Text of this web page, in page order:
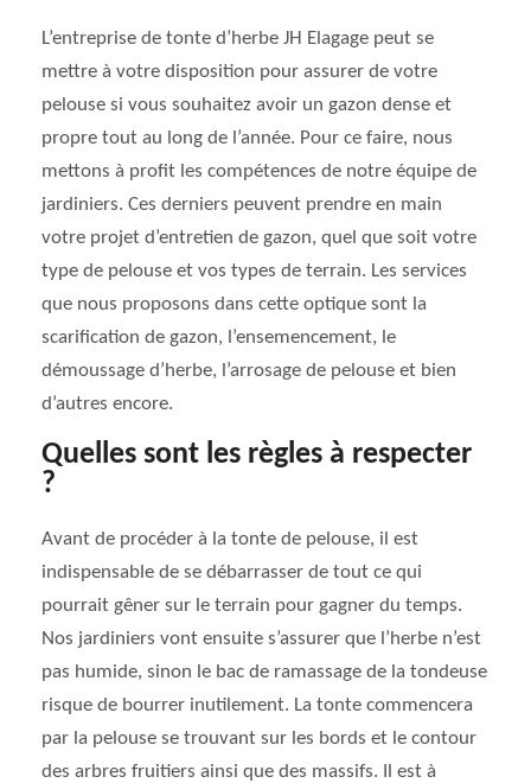
L’entreprise de tonte d’herbe JH Elagage peut se
mettre à votre disposition pour assurer de votre
pelouse si vous souhaitez avoir un gazon dense et
propre tout au long de l’année. Pour ce faire, nous
mettons à profit les compétences de notre équipe de
jardiniers. Ces derniers peuvent prendre en main
votre projet d’entretien de gazon, quel que soit votre
type de pelouse et vos types de terrain. Les services
que nous proposons dans cette optique sont la
scarification de gazon, l’ensemencement, le
démoussage d’herbe, l’arrosage de pelouse et bien
d’autres encore.
Quelles sont les règles à respecter
?
Avant de procéder à la tonte de pelouse, il est
indispensable de se débarrasser de tout ce qui
pourrait gêner sur le terrain pour gagner du temps.
Nos jardiniers vont ensuite s’assurer que l’herbe n’est
pas humide, sinon le bac de ramassage de la tondeuse
risque de bourrer inutilement. La tonte commencera
par la pelouse se trouvant sur les bords et le contour
des arbres fruitiers ainsi que des massifs. Il est à